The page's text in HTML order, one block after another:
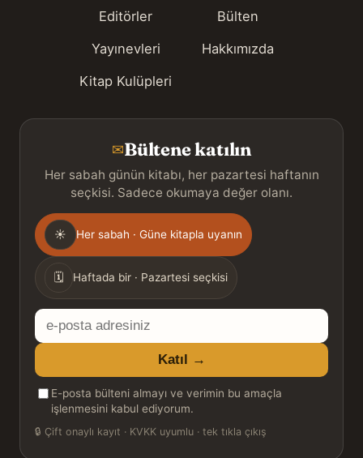
Editörler
Yayınevleri
Kitap Kulüpleri
Bülten
Hakkımızda
✉Bültene katılın
Her sabah günün kitabı, her pazartesi haftanın
seçkisi. Sadece okumaya değer olanı.
Gönderim
sıklığı
☀ Her sabah · Güne kitapla uyanın
🗓 Haftada bir · Pazartesi seçkisi
E-
posta
adresiniz
Katıl →
E-posta bülteni almayı ve verimin bu amaçla
işlenmesini kabul ediyorum.
🔒 Çift onaylı kayıt · KVKK uyumlu · tek tıkla çıkış